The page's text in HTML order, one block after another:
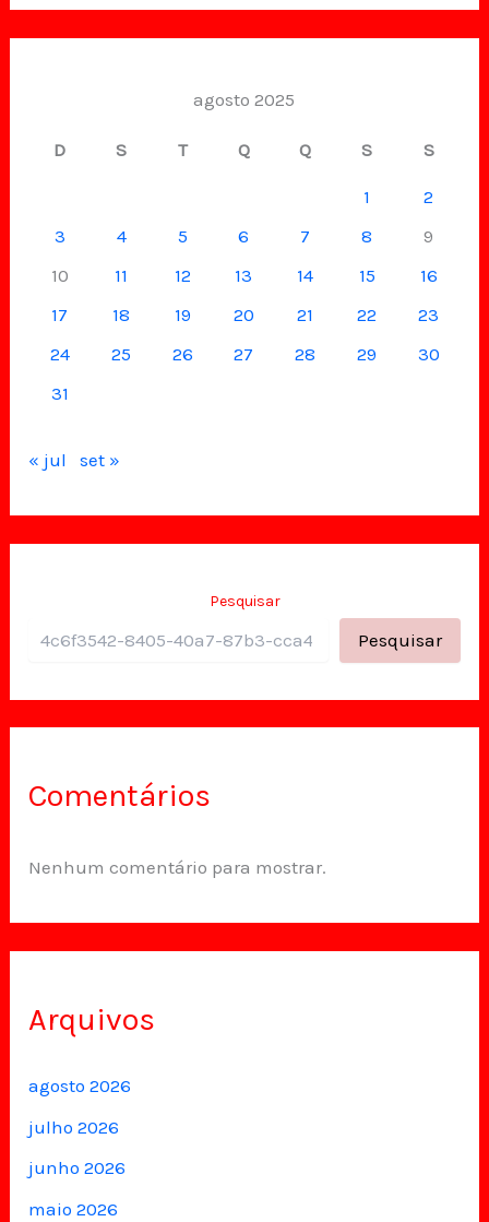
agosto 2025
D S T Q Q S S
1
2
3
4 5 6 7 8
9
10
11 12 13 14 15
16
17
18 19 20 21 22
23
24
25 26 27 28 29
30
31
« jul set »
Pesquisar
Pesquisar
Comentários
Nenhum comentário para mostrar.
Arquivos
agosto 2026
julho 2026
junho 2026
maio 2026